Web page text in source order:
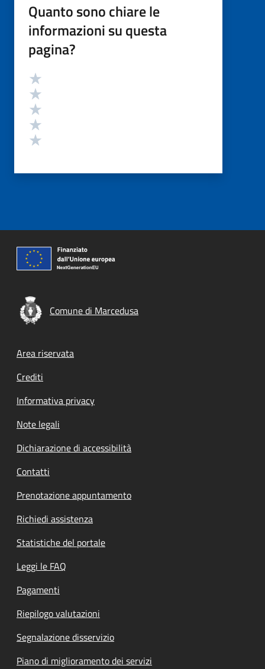
Quanto sono chiare le
informazioni su questa
pagina?
Valutazione
Comune di Marcedusa
Footer menu
Area riservata
Crediti
Informativa privacy
Note legali
Dichiarazione di accessibilità
Contatti
Prenotazione appuntamento
Richiedi assistenza
Statistiche del portale
Leggi le FAQ
Pagamenti
Riepilogo valutazioni
Segnalazione disservizio
Piano di miglioramento dei servizi